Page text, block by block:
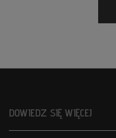
DOWIEDZ SIĘ WIĘCEJ